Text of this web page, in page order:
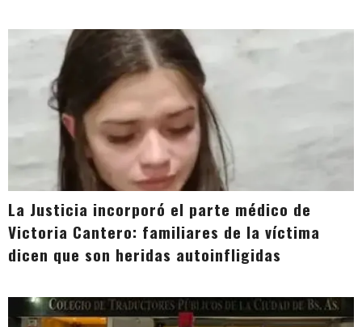
La Justicia incorporó el parte médico de
Victoria Cantero: familiares de la víctima
dicen que son heridas autoinfligidas